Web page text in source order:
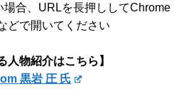
場合、URLを長押ししてChrome
どで開いてください
人物紹介はこちら】
黒岩 圧 氏